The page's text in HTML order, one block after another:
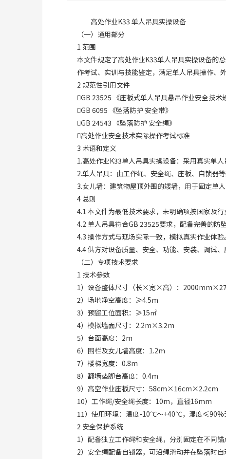
高处作业K33 单人吊具实操设备
（一）通用部分
1 范围
本文件规定了高处作业K33单人吊具实操设备的
作考试、实训与技能鉴定，满足单人吊具操作、
2 规范性引用文件
GB 23525 《座板式单人吊具悬吊作业安全技术
GB 6095 《坠落防护 安全带》
GB 24543 《坠落防护 安全绳》
高处作业安全技术实际操作考试标准
3 术语和定义
1.高处作业K33单人吊具实操设备：采用真实单
2.单人吊具：由工作绳、安全绳、座板、自锁器
3.女儿墙：建筑物屋顶外围的矮墙，用于固定单人
4 总则
4.1 本文件为最低技术要求，未明确项按国家及行
4.2 单人吊具符合GB 23525要求，配备完善的防
4.3 操作方式与现场实际一致，模拟真实作业体验
4.4 供方对设备质量、安全、功能、安装、调试
（二）专项技术要求
1 技术参数
1）设备整体尺寸（长×宽×高）：
2）场地净空高度：≥4.5m
3）预留工位面积：≥15㎡
4）模拟墙面尺寸：2.2m×3.2m
5）台面高度：2m
6）围栏及女儿墙高度：1.2m
7）楼梯宽度：0.8m
8）翻墙垫脚台高度：0.4m
9）高空作业座板尺寸：58cm×16cm×2.2cm
10）工作绳/安全绳长度：10m，直径16mm
11）使用环境：温度-10℃～+40℃，湿度
2 安全保护系统
1）配备独立工作绳和安全绳，分别固定在不同锚
2）安全绳配备自锁器，可沿绳滑动并在坠落时